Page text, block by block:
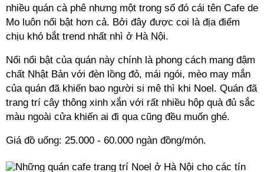
nhiều quán cà phê nhưng một trong số đó cái tên Cafe de
Mo luôn nổi bật hơn cả. Bởi đây được coi là địa điểm
chịu khó bắt trend nhất nhì ở Hà Nội.
Nổi nổi bật của quán này chính là phong cách mang đậm
chất Nhật Bản với đèn lồng đỏ, mái ngói, mèo may mắn
của quán đã khiến bao người si mê thì khi Noel. Quán đã
trang trí cây thông xinh xắn với rất nhiều hộp quà đủ sắc
màu ngoài cửa khiến ai đi qua cũng đều muốn ghé.
Giá đồ uống: 25.000 - 60.000 ngàn đồng/món.